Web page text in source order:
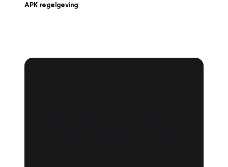
APK regelgeving